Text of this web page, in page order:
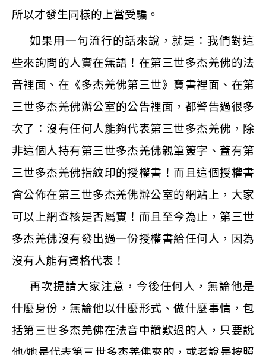
所以才發生同樣的上當受騙。
如果用一句流行的話來說，就是：我們對這
些來詢問的人實在無語！在第三世多杰羌佛的法
音裡面、在《多杰羌佛第三世》寶書裡面、在第
三世多杰羌佛辦公室的公告裡面，都警告過很多
次了：沒有任何人能夠代表第三世多杰羌佛，除
非這個人持有第三世多杰羌佛親筆簽字、蓋有第
三世多杰羌佛指紋印的授權書！而且這個授權書
會公佈在第三世多杰羌佛辦公室的網站上，大家
可以上網查核是否屬實！而且至今為止，第三世
多杰羌佛沒有發出過一份授權書給任何人，因為
沒有人能有資格代表！
再次提請大家注意，今後任何人，無論他是
什麼身份，無論他以什麼形式、做什麼事情，包
括第三世多杰羌佛在法音中讚歎過的人，只要說
他/她是代表第三世多杰羌佛來的，或者說是按照